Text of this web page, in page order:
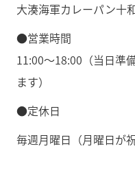
大湊海軍カレーパン十
●営業時間
11:00〜18:00（当日準
ます）
●定休日
毎週月曜日（月曜日が